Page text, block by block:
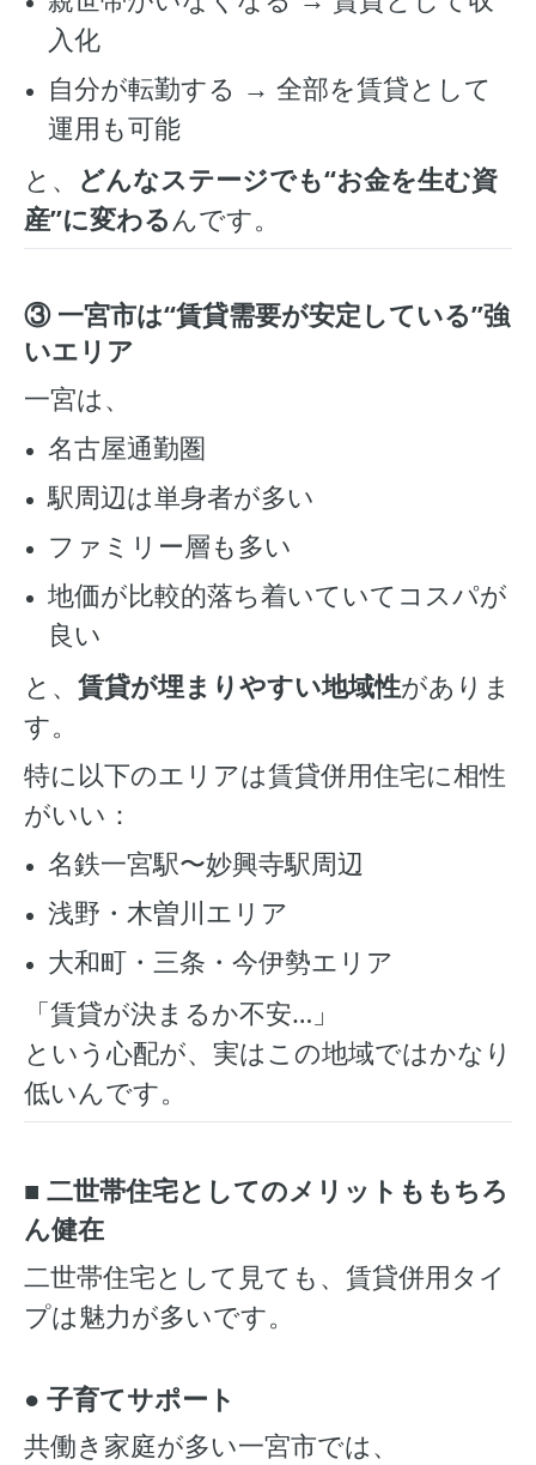
入化
自分が転勤する → 全部を賃貸として
運用も可能
と、 どんなステージでも“お金を生む資
産”に変わるんです。
③ 一宮市は“賃貸需要が安定している”強
いエリア
一宮は、
名古屋通勤圏
駅周辺は単身者が多い
ファミリー層も多い
地価が比較的落ち着いていてコスパが
良い
と、 賃貸が埋まりやすい地域性がありま
す。
特に以下のエリアは賃貸併用住宅に相性
がいい：
名鉄一宮駅〜妙興寺駅周辺
浅野・木曽川エリア
大和町・三条・今伊勢エリア
「賃貸が決まるか不安…」
という心配が、実はこの地域ではかなり
低いんです。
■ 二世帯住宅としてのメリットももちろ
ん健在
二世帯住宅として見ても、賃貸併用タイ
プは魅力が多いです。
● 子育てサポート
共働き家庭が多い一宮市では、